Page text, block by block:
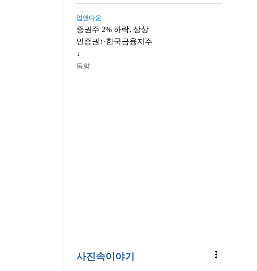
업앤다운
증권주 2% 하락, 상상
인증권↑·한국금융지주
↓
동향
사진속이야기 more_vert